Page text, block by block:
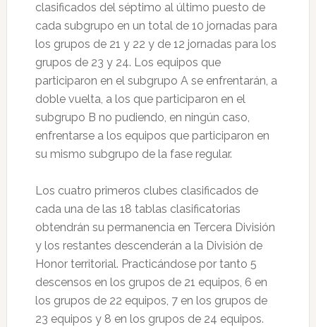
clasificados del séptimo al último puesto de
cada subgrupo en un total de 10 jornadas para
los grupos de 21 y 22 y de 12 jornadas para los
grupos de 23 y 24. Los equipos que
participaron en el subgrupo A se enfrentarán, a
doble vuelta, a los que participaron en el
subgrupo B no pudiendo, en ningún caso,
enfrentarse a los equipos que participaron en
su mismo subgrupo de la fase regular.
Los cuatro primeros clubes clasificados de
cada una de las 18 tablas clasificatorias
obtendrán su permanencia en Tercera División
y los restantes descenderán a la División de
Honor territorial. Practicándose por tanto 5
descensos en los grupos de 21 equipos, 6 en
los grupos de 22 equipos, 7 en los grupos de
23 equipos y 8 en los grupos de 24 equipos.